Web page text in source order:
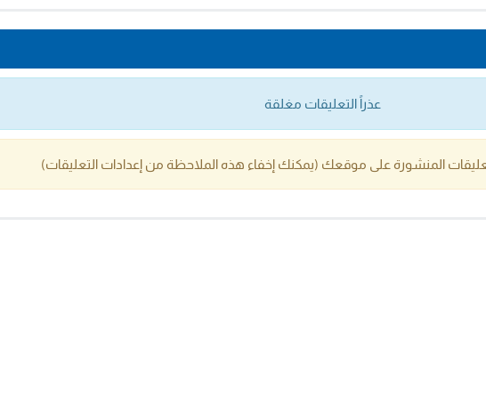
عذراً التعليقات مغلقة
المنشورة على موقعك (يمكنك إخفاء هذه الملاحظة من إعدادات التعليقات)